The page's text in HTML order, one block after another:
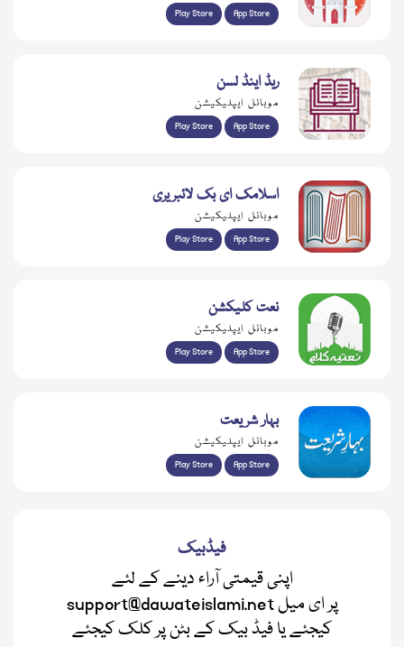
Play Store App Store
ریڈ اینڈ لسن
موبائل ایپلیکیشن
Play Store App Store
اسلامک ای بک لائبریری
موبائل ایپلیکیشن
Play Store App Store
نعت کلیکشن
موبائل ایپلیکیشن
Play Store App Store
بہار شریعت
موبائل ایپلیکیشن
Play Store App Store
فیڈبیک
اپنی قیمتی آراء دینے کے لئے
support@dawateislami.net پر ای میل
کیجئے یا فیڈ بیک کے بٹن پر کلک کیجئے